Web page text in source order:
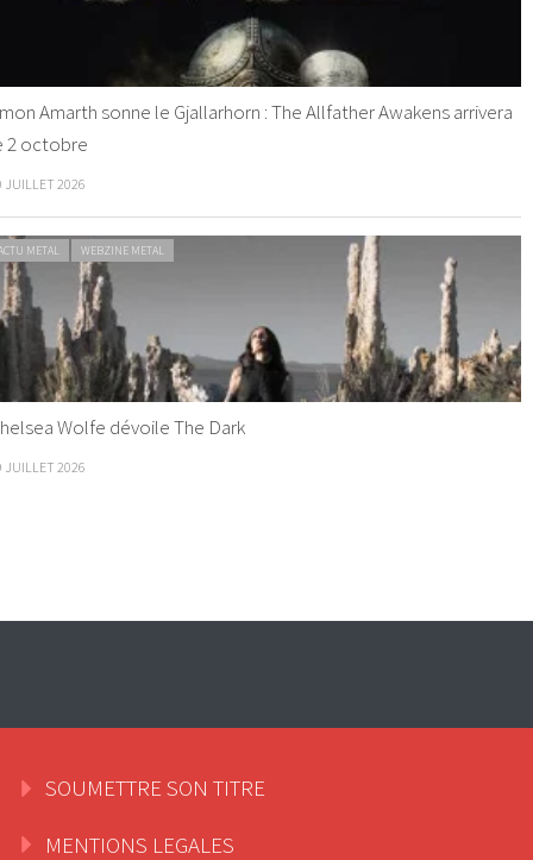
Amarth sonne le Gjallarhorn : The Allfather Awakens arrivera
2 octobre
JUILLET 2026
METAL WEBZINE METAL
Wolfe dévoile The Dark
JUILLET 2026
SOUMETTRE SON TITRE
MENTIONS LEGALES